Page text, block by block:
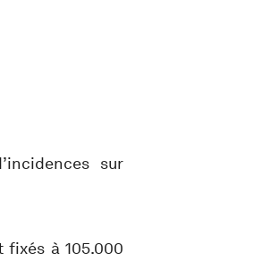
sur
à 105.000